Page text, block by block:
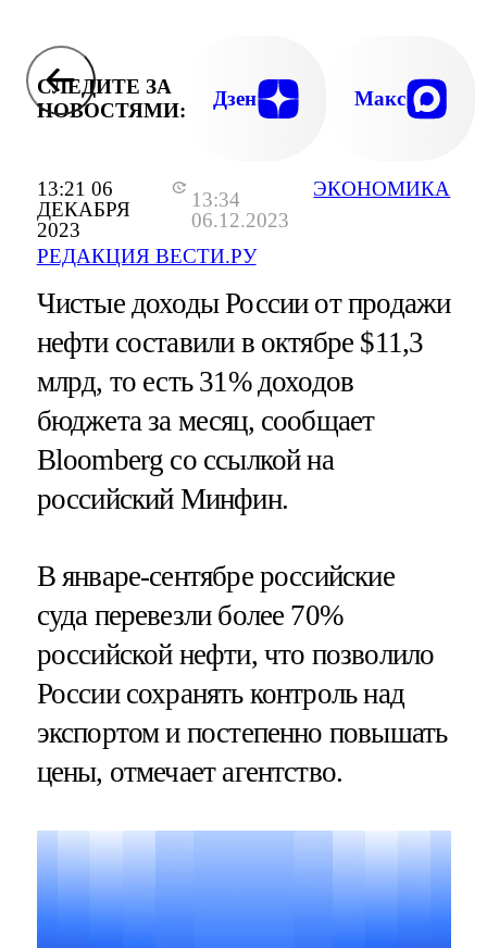
13:21 06
ДЕКАБРЯ
2023
13:34
06.12.2023
РЕДАКЦИЯ ВЕСТИ.РУ
ЭКОНОМИКА
СЛЕДИТЕ ЗА
НОВОСТЯМИ:
Дзен Макс
Чистые доходы России от продажи
нефти составили в октябре $11,3
млрд, то есть 31% доходов
бюджета за месяц, сообщает
Bloomberg со ссылкой на
российский Минфин.
В январе-сентябре российские
суда перевезли более 70%
российской нефти, что позволило
России сохранять контроль над
экспортом и постепенно повышать
цены, отмечает агентство.